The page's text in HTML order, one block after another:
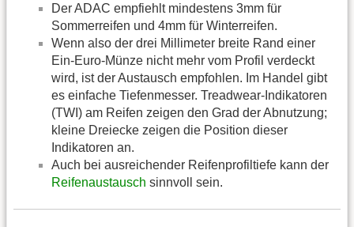
Der ADAC empfiehlt mindestens 3mm für
Sommerreifen und 4mm für Winterreifen.
Wenn also der drei Millimeter breite Rand einer
Ein-Euro-Münze nicht mehr vom Profil verdeckt
wird, ist der Austausch empfohlen. Im Handel gibt
es einfache Tiefenmesser. Treadwear-Indikatoren
(TWI) am Reifen zeigen den Grad der Abnutzung;
kleine Dreiecke zeigen die Position dieser
Indikatoren an.
Auch bei ausreichender Reifenprofiltiefe kann der
Reifenaustausch sinnvoll sein.